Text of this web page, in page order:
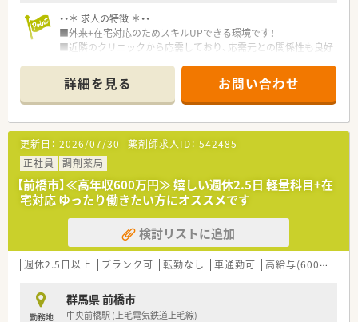
☆安心して長く働ける福利厚生制度！
働きやすさを追求した職場環境と、
様々なサポートございます！
結婚や出産などのライフステージに変化がある際など、
☆多彩なキャリアスタイルがあります！
多角的に事業を展開する同社では、
薬剤師としての働き方は決してひとつではありません。
薬剤師としてのキャリアを積みながら、
どんな夢に向かってもまっすぐに歩める道があります。
調剤薬局で、在宅医療で、病院薬剤師として、管理部門として、教
育担当としてなどなど…活動領域は広がり続けています。
薬剤師としての職能を存分に発揮できるフィールドで、
あなたの思い描く未来を実現してください。
☆研修カリキュラムや学習コンテンツが豊富にございます！
入社1年目の方から中途入社の方まで、
・・＊ 求人の特徴 ＊・・
■外来+在宅対応のためスキルUPできる環境です！
■近隣のクリニックから応需しており、応需元との関係性も良好
■ご家庭をお持ちの薬剤師さんへ理解のある環境です。
■ご経験に応じて高年収600万円までご相談可能！
・・＊ 薬局の特徴 ＊・・
■群馬県6店舗、埼玉県3店舗にて店舗展開しています。
■40～50代の方も活躍中。ベテランの薬剤師さんが活躍してい
ます。
■小さいお子さんがいる方、家事・子育てとの両立に理解ある企
業です。
詳細を見る お問い合わせ
更新日： 2026/07/30 薬剤師求人ID： 542485
正社員
調剤薬局
【前橋市】≪高年収600万円≫ 嬉しい週休2.5日 軽量科目+在
宅対応 ゆったり働きたい方にオススメです
検討リストに追加
週休2.5日以上 ブランク可 転勤なし 車通勤可 高給与(600万円以上)
勤務地
群馬県 前橋市
中央前橋駅 (上毛電気鉄道上毛線)